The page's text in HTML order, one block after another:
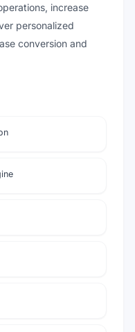
increase
personalized
conversion and